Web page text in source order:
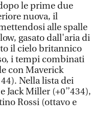
le prime due
nuova, il
alle spalle
gasato dall'aria di
il cielo britannico
i tempi combinati
con Maverick
Nella lista dei
Jack Miller (+0’’434),
Rossi (ottavo e